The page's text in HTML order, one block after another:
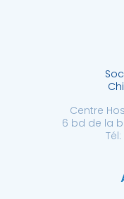
Centre
6 bd de la